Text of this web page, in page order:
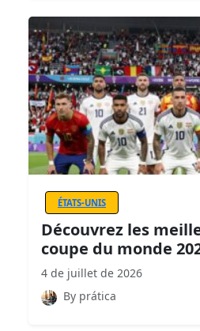
ÉTATS-UNIS
Découvrez les
coupe du monde
4 de juillet de 2026
By prática